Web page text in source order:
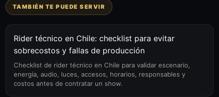
TAMBIÉN TE PUEDE SERVIR
Rider técnico en Chile: checklist para evitar
sobrecostos y fallas de producción
Checklist de rider técnico en Chile para validar escenario,
energía, audio, luces, accesos, horarios, responsables y
costos antes de contratar un show.